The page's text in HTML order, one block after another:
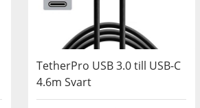
TetherPro USB 3.0 till USB-C
4.6m Svart